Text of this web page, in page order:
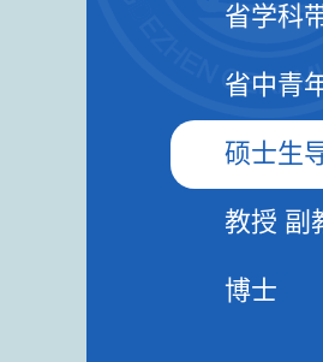
省学科
省中青
硕士生
教授 副
博士